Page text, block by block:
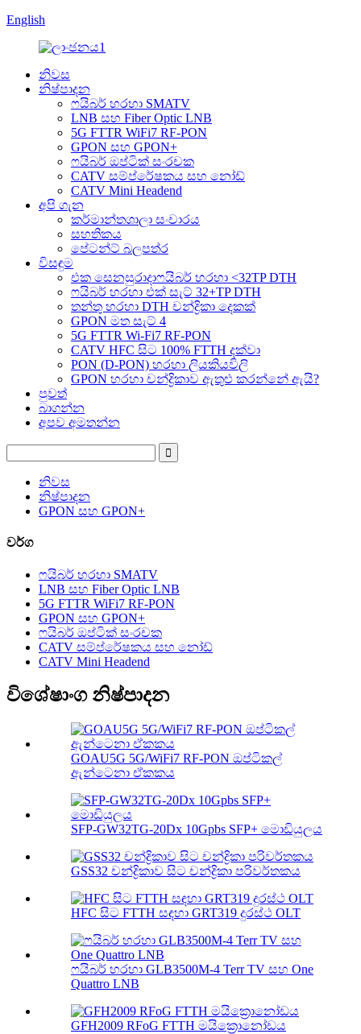
English
නිවස
නිෂ්පාදන
ෆයිබර් හරහා SMATV
LNB සහ Fiber Optic LNB
5G FTTR WiFi7 RF-PON
GPON සහ GPON+
ෆයිබර් ඔප්ටික් සංරචක
CATV සම්ප්රේෂකය සහ නෝඩ්
CATV Mini Headend
අපි ගැන
කර්මාන්තශාලා සංචාරය
සහතිකය
පේටන්ට් බලපත්ර
විසඳුම
එක සෙනසුරාදාෆයිබර් හරහා <32TP DTH
ෆයිබර් හරහා එක් සැට් 32+TP DTH
තන්තු හරහා DTH චන්ද්‍රිකා දෙකක්
GPON මත සැට් 4
5G FTTR Wi-Fi7 RF-PON
CATV HFC සිට 100% FTTH දක්වා
PON (D-PON) හරහා ලියකියවිලි
GPON හරහා චන්ද්‍රිකාව ඇතුළු කරන්නේ ඇයි?
පුවත්
බාගන්න
අපව අමතන්න
නිවස
නිෂ්පාදන
GPON සහ GPON+
වර්ග
ෆයිබර් හරහා SMATV
LNB සහ Fiber Optic LNB
5G FTTR WiFi7 RF-PON
GPON සහ GPON+
ෆයිබර් ඔප්ටික් සංරචක
CATV සම්ප්රේෂකය සහ නෝඩ්
CATV Mini Headend
විශේෂාංග නිෂ්පාදන
GOAU5G 5G/WiFi7 RF-PON ඔප්ටිකල්
ඇන්ටෙනා ඒකකය
SFP-GW32TG-20Dx 10Gpbs SFP+ මොඩියුලය
GSS32 චන්ද්‍රිකාව සිට චන්ද්‍රිකා පරිවර්තකය
HFC සිට FTTH සඳහා GRT319 දුරස්ථ OLT
ෆයිබර් හරහා GLB3500M-4 Terr TV සහ One
Quattro LNB
GFH2009 RFoG FTTH මයික්‍රොනෝඩය